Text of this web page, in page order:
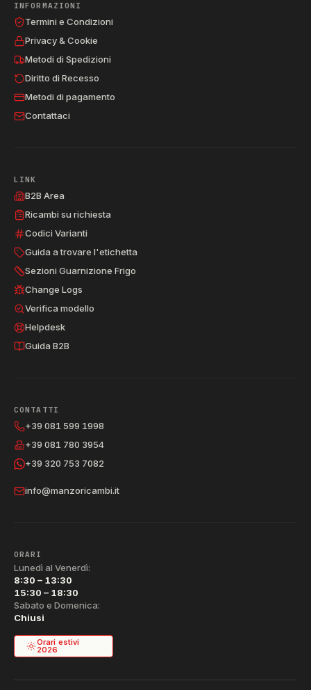
INFORMAZIONI
Termini e Condizioni
Privacy & Cookie
Metodi di Spedizioni
Diritto di Recesso
Metodi di pagamento
Contattaci
LINK
B2B Area
Ricambi su richiesta
Codici Varianti
Guida a trovare l'etichetta
Sezioni Guarnizione Frigo
Change Logs
Verifica modello
Helpdesk
Guida B2B
CONTATTI
+39 081 599 1998
+39 081 780 3954
+39 320 753 7082
info@manzoricambi.it
ORARI
Lunedì al Venerdì:
8:30 – 13:30
15:30 – 18:30
Sabato e Domenica:
Chiusi
Orari estivi
2026